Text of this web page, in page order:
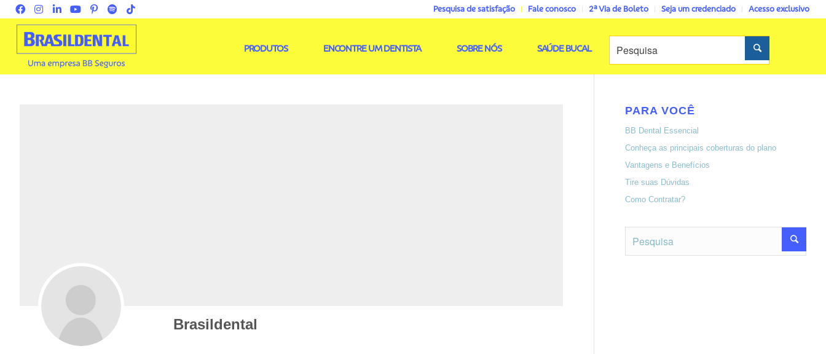
Pesquisa de satisfação Fale conosco 2ª Via de Boleto Seja um credenciado Acesso exclusivo
PRODUTOS ENCONTRE UM DENTISTA SOBRE NÓS SAÚDE BUCAL
Brasildental
PARA VOCÊ
BB Dental Essencial
Conheça as principais coberturas do plano
Vantagens e Benefícios
Tire suas Dúvidas
Como Contratar?